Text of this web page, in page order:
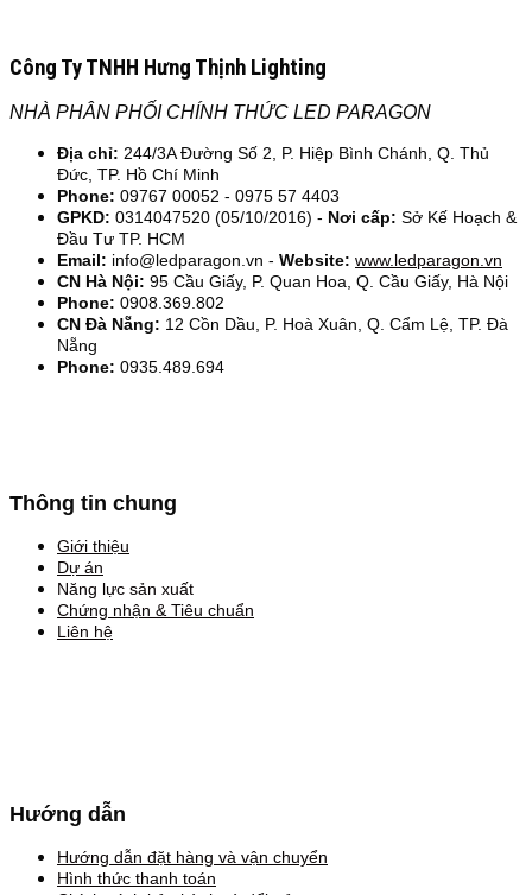
Công Ty TNHH Hưng Thịnh Lighting
NHÀ PHÂN PHỐI CHÍNH THỨC LED PARAGON
Địa chỉ: 244/3A Đường Số 2, P. Hiệp Bình Chánh, Q. Thủ
Đức, TP. Hồ Chí Minh
Phone: 09767 00052 - 0975 57 4403
GPKD: 0314047520 (05/10/2016) - Nơi cấp: Sở Kế Hoạch &
Đầu Tư TP. HCM
Email: info@ledparagon.vn - Website: www.ledparagon.vn
CN Hà Nội: 95 Cầu Giấy, P. Quan Hoa, Q. Cầu Giấy, Hà Nội
Phone: 0908.369.802
CN Đà Nẵng: 12 Cồn Dầu, P. Hoà Xuân, Q. Cẩm Lệ, TP. Đà
Nẵng
Phone: 0935.489.694
Thông tin chung
Giới thiệu
Dự án
Năng lực sản xuất
Chứng nhận & Tiêu chuẩn
Liên hệ
Hướng dẫn
Hướng dẫn đặt hàng và vận chuyển
Hình thức thanh toán